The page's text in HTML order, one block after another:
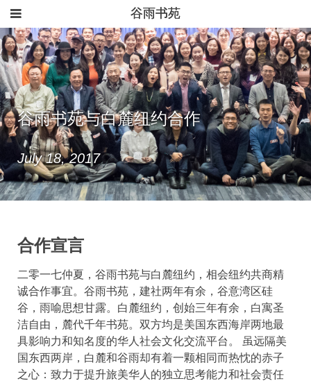
谷雨书苑
谷雨书苑与白麓纽约合作
July 18, 2017
合作宣言
二零一七仲夏，谷雨书苑与白麓纽约，相会纽约共商精
诚合作事宜。谷雨书苑，建社两年有余，谷意湾区硅
谷，雨喻思想甘露。白麓纽约，创始三年有余，白寓圣
洁自由，麓代千年书苑。双方均是美国东西海岸两地最
具影响力和知名度的华人社会文化交流平台。 虽远隔美
国东西两岸，白麓和谷雨却有着一颗相同而热忱的赤子
之心：致力于提升旅美华人的独立思考能力和社会责任